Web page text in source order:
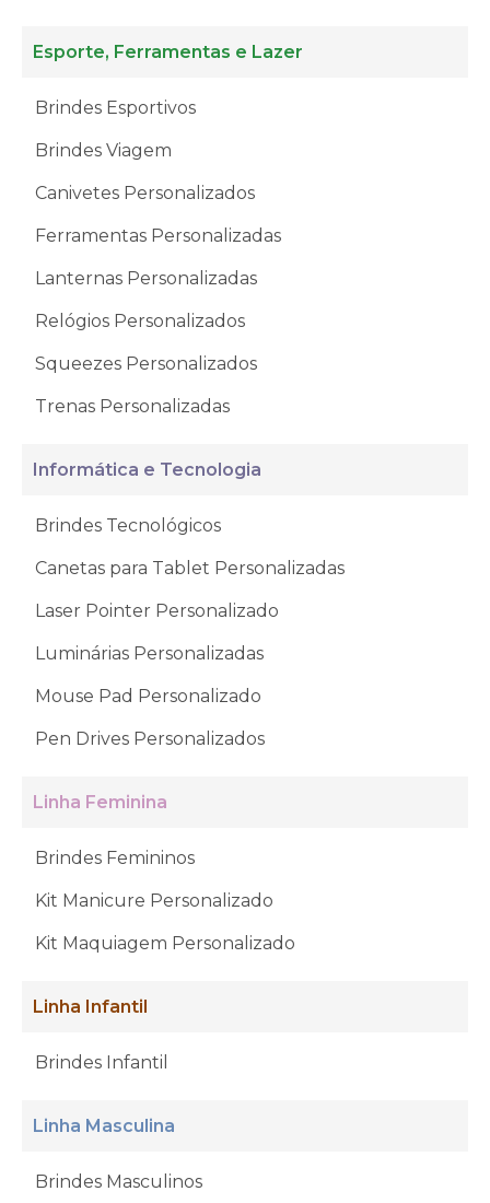
Esporte, Ferramentas e Lazer
Brindes Esportivos
Brindes Viagem
Canivetes Personalizados
Ferramentas Personalizadas
Lanternas Personalizadas
Relógios Personalizados
Squeezes Personalizados
Trenas Personalizadas
Informática e Tecnologia
Brindes Tecnológicos
Canetas para Tablet Personalizadas
Laser Pointer Personalizado
Luminárias Personalizadas
Mouse Pad Personalizado
Pen Drives Personalizados
Linha Feminina
Brindes Femininos
Kit Manicure Personalizado
Kit Maquiagem Personalizado
Linha Infantil
Brindes Infantil
Linha Masculina
Brindes Masculinos